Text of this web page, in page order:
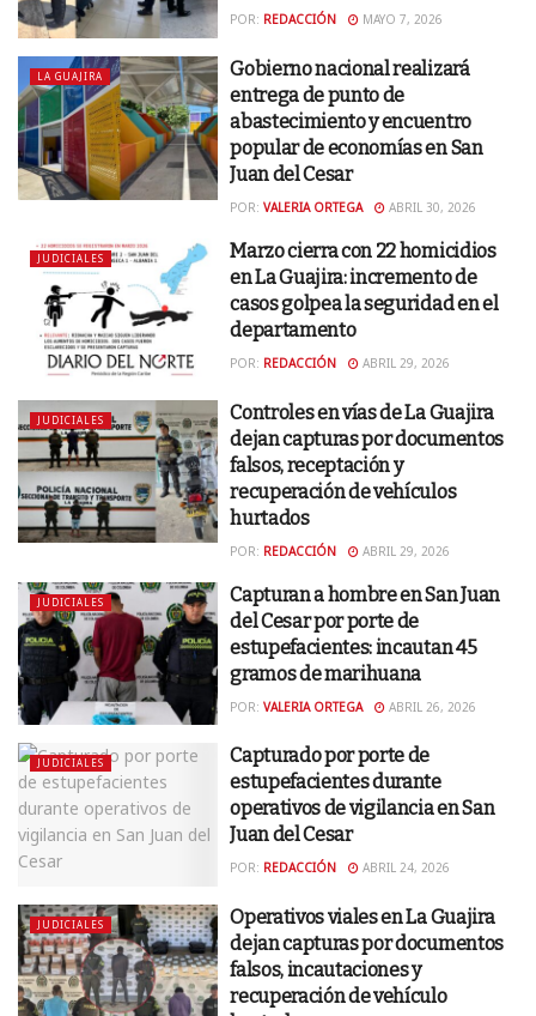
POR: REDACCIÓN MAYO 7, 2026
LA GUAJIRA
Gobierno nacional realizará
entrega de punto de
abastecimiento y encuentro
popular de economías en San
Juan del Cesar
POR: VALERIA ORTEGA ABRIL 30, 2026
JUDICIALES
Marzo cierra con 22 homicidios
en La Guajira: incremento de
casos golpea la seguridad en el
departamento
POR: REDACCIÓN ABRIL 29, 2026
JUDICIALES
Controles en vías de La Guajira
dejan capturas por documentos
falsos, receptación y
recuperación de vehículos
hurtados
POR: REDACCIÓN ABRIL 29, 2026
JUDICIALES
Capturan a hombre en San Juan
del Cesar por porte de
estupefacientes: incautan 45
gramos de marihuana
POR: VALERIA ORTEGA ABRIL 26, 2026
JUDICIALES
Capturado por porte de
estupefacientes durante
operativos de vigilancia en San
Juan del Cesar
POR: REDACCIÓN ABRIL 24, 2026
JUDICIALES
Operativos viales en La Guajira
dejan capturas por documentos
falsos, incautaciones y
recuperación de vehículo